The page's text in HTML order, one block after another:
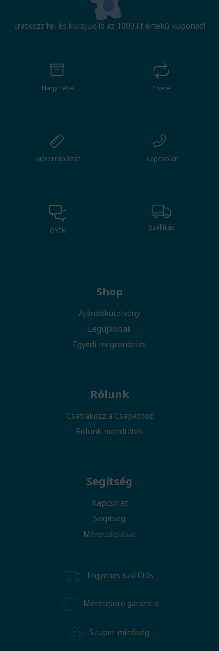
Iratkozz fel és küldjük is az 1000 Ft értékű kuponod!
Nagy tétel Csere
Mérettáblázat Kapcsolat
GYIK Szállítás
Shop
Ajándékutalvány
Legújabbak
Egyedi megrendelés
Rólunk
Csatlakozz a Csapathoz
Rólunk mondtátok
Segítség
Kapcsolat
Segítség
Mérettáblázat
Ingyenes szállítás
Méretcsere garancia
Szuper minőség